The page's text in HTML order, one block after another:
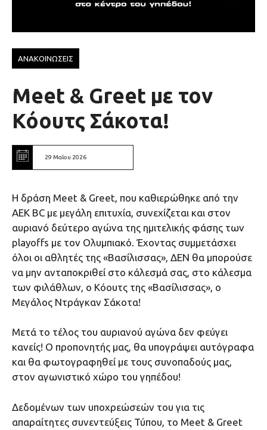
ΑΝΑΚΟΙΝΩΣΕΙΣ
Meet & Greet με τον
Κόουτς Σάκοτα!
29 Μαΐου 2026
Η δράση Meet & Greet, που καθιερώθηκε από την
AEK BC με μεγάλη επιτυχία, συνεχίζεται και στον
αυριανό δεύτερο αγώνα της ημιτελικής φάσης των
playoffs με τον Ολυμπιακό. Έχοντας συμμετάσχει
όλοι οι αθλητές της «Βασίλισσας», ΔΕΝ θα μπορούσε
να μην ανταποκριθεί στο κάλεσμά σας, στο κάλεσμα
των φιλάθλων, ο Κόουτς της «Βασίλισσας», ο
Μεγάλος Ντράγκαν Σάκοτα!
Μετά το τέλος του αυριανού αγώνα δεν φεύγει
κανείς! Ο προπονητής μας, θα υπογράψει αυτόγραφα
και θα φωτογραφηθεί με τους συνοπαδούς μας,
στον αγωνιστικό χώρο του γηπέδου!
Δεδομένων των υποχρεώσεών του για τις
απαραίτητες συνεντεύξεις Τύπου, το Meet & Greet